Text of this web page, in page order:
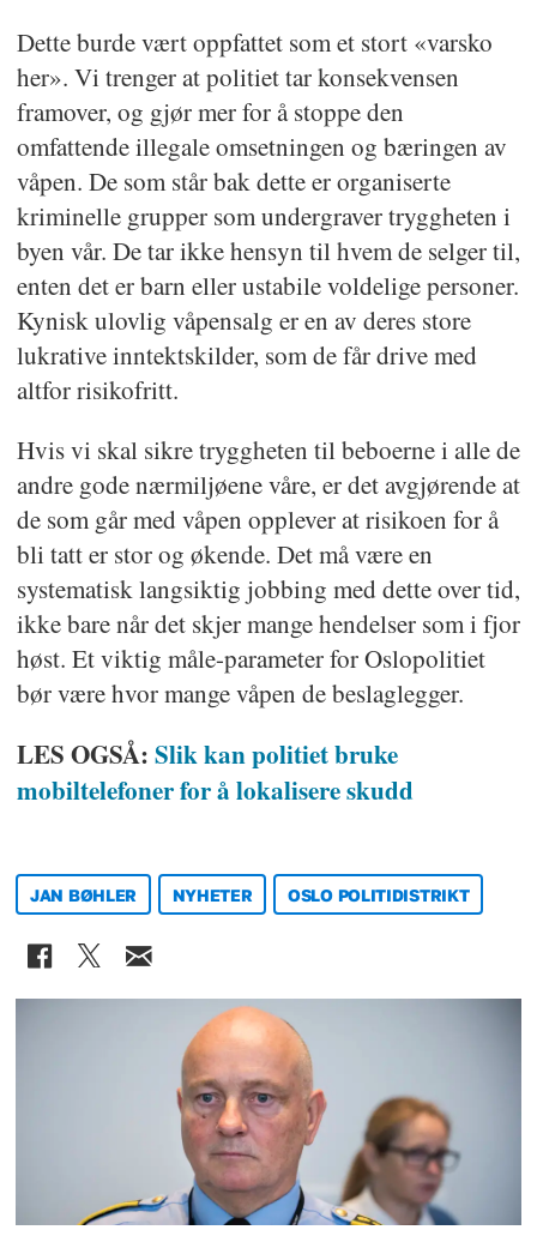
Dette burde vært oppfattet som et stort «varsko
her». Vi trenger at politiet tar konsekvensen
framover, og gjør mer for å stoppe den
omfattende illegale omsetningen og bæringen av
våpen. De som står bak dette er organiserte
kriminelle grupper som undergraver tryggheten i
byen vår. De tar ikke hensyn til hvem de selger til,
enten det er barn eller ustabile voldelige personer.
Kynisk ulovlig våpensalg er en av deres store
lukrative inntektskilder, som de får drive med
altfor risikofritt.
Hvis vi skal sikre tryggheten til beboerne i alle de
andre gode nærmiljøene våre, er det avgjørende at
de som går med våpen opplever at risikoen for å
bli tatt er stor og økende. Det må være en
systematisk langsiktig jobbing med dette over tid,
ikke bare når det skjer mange hendelser som i fjor
høst. Et viktig måle-parameter for Oslopolitiet
bør være hvor mange våpen de beslaglegger.
LES OGSÅ:Slik kan politiet bruke
mobiltelefoner for å lokalisere skudd
JAN BØHLER NYHETER OSLO POLITIDISTRIKT